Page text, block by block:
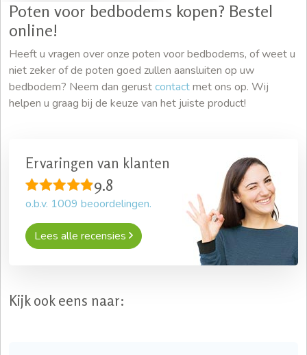
Poten voor bedbodems kopen? Bestel
online!
Heeft u vragen over onze poten voor bedbodems, of weet u
niet zeker of de poten goed zullen aansluiten op uw
bedbodem? Neem dan gerustcontactmet ons op. Wij
helpen u graag bij de keuze van het juiste product!
Ervaringen van klanten
9.8
o.b.v. 1009 beoordelingen.
Lees alle recensies
Kijk ook eens naar: